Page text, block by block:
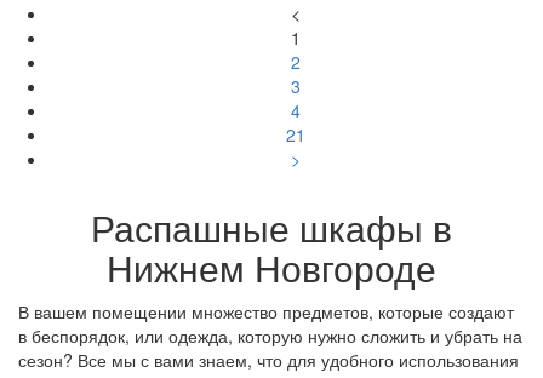
<
1
2
3
4
21
>
Распашные шкафы в
Нижнем Новгороде
В вашем помещении множество предметов, которые создают
в беспорядок, или одежда, которую нужно сложить и убрать на
сезон? Все мы с вами знаем, что для удобного использования